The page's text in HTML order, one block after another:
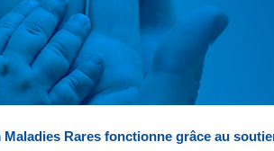
Maladies Rares fonctionne grâce au